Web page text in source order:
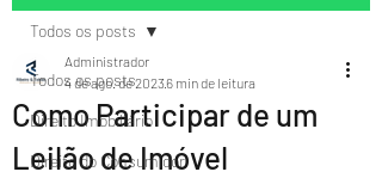
Todos os posts
Direito Imobiliário
Direito do Consumidor
Todos os posts
Como Participar de um
Leilão de Imóvel
Administrador
4 de ago. de 2023 6 min de leitura